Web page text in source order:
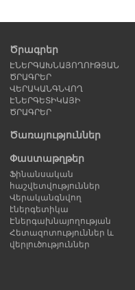
Ծրագրեր
ԷՆԵՐԳԱԽՆԱՅՈՂՈՒԹՅԱՆ
ԾՐԱԳՐԵՐ
ՎԵՐԱԿԱՆԳՆՎՈՂ
ԷՆԵՐԳԵՏԻԿԱՅԻ
ԾՐԱԳՐԵՐ
Ծառայություններ
Փաստաթղթեր
Ֆինանսական
հաշվետվություններ
Վերականգնվող
էներգետիկա
Էներգախնայողության
Հետազոտություններ և
վերլուծություններ